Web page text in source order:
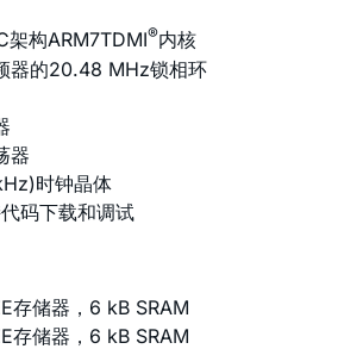
架构ARM7TDMI®内核
器的20.48 MHz锁相环
器
时钟晶体
码下载和调试
存储器，6 kB SRAM
存储器，6 kB SRAM